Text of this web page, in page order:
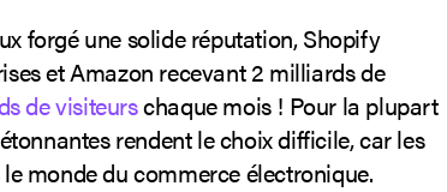
forgé une solide réputation, Shopify
et Amazon recevant 2 milliards de
de visiteurschaque mois ! Pour la plupart
rendent le choix difficile, car les
monde du commerce électronique.